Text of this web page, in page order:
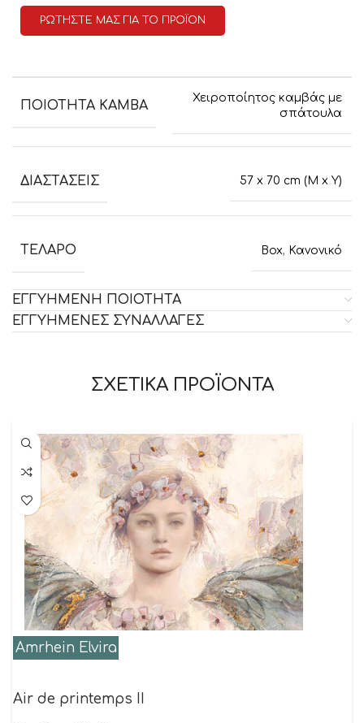
ΡΩΤΗΣΤΕ ΜΑΣ ΓΙΑ ΤΟ ΠΡΟΪΟΝ
ΠΟΙΟΤΗΤΑ ΚΑΜΒΑ
Χειροποίητος καμβάς με
σπάτουλα
ΔΙΑΣΤΑΣΕΙΣ 57 x 70 cm (M x Y)
ΤΕΛΑΡΟ Box, Κανονικό
ΕΓΓΥΗΜΕΝΗ ΠΟΙΟΤΗΤΑ
ΕΓΓΥΗΜΕΝΕΣ ΣΥΝΑΛΛΑΓΕΣ
ΣΧΕΤΙΚΑ ΠΡΟΪΟΝΤΑ
Amrhein Elvira
Air de printemps II